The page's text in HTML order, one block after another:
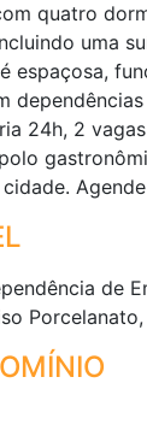
quatro
uma
espaçosa,
24h, 2
de